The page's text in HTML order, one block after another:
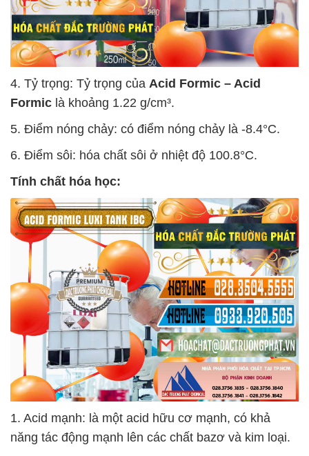
4. Tỷ trọng: Tỷ trọng của Acid Formic – Acid
Formic là khoảng 1.22 g/cm³.
5. Điểm nóng chảy: có điểm nóng chảy là -8.4°C.
6. Điểm sôi: hóa chất sôi ở nhiệt độ 100.8°C.
Tính chất hóa học:
1. Acid mạnh: là một acid hữu cơ mạnh, có khả
năng tác động mạnh lên các chất bazơ và kim loại.